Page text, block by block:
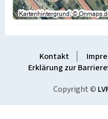
Kontakt
Erklärung zur
Copyright ©